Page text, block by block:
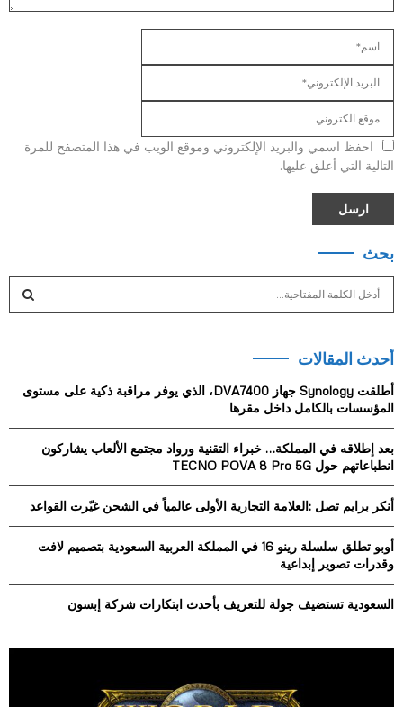
احفظ اسمي والبريد الإلكتروني وموقع الويب في هذا المتصفح للمرة
التالية التي أعلق عليها.
بحث
c
h
f
:
A
H
أحدث المقالات
أطلقت Synology جهاز DVA7400، الذي يوفر مراقبة ذكية على مستوى
المؤسسات بالكامل داخل مقرها
بعد إطلاقه في المملكة… خبراء التقنية ورواد مجتمع الألعاب يشاركون
انطباعاتهم حول TECNO POVA 8 Pro 5G
أنكر برايم تصل :العلامة التجارية الأولى عالمياً في الشحن غيّرت القواعد
أوبو تطلق سلسلة رينو 16 في المملكة العربية السعودية بتصميم لافت
وقدرات تصوير إبداعية
السعودية تستضيف جولة للتعريف بأحدث ابتكارات شركة إبسون